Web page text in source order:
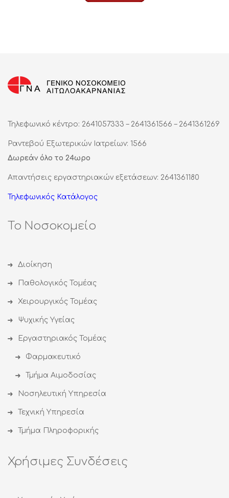
Τηλεφωνικό κέντρο: 2641057333 – 2641361566 – 2641361269
Ραντεβού Εξωτερικών Ιατρείων: 1566
Δωρεάν όλο το 24ωρο
Απαντήσεις εργαστηριακών εξετάσεων: 2641361180
Τηλεφωνικός Κατάλογος
Το Νοσοκομείο
Διοίκηση
Παθολογικός Τομέας
Χειρουργικός Τομέας
Ψυχικής Υγείας
Εργαστηριακός Τομέας
Φαρμακευτικό
Τμήμα Αιμοδοσίας
Νοσηλευτική Υπηρεσία
Τεχνική Υπηρεσία
Τμήμα Πληροφορικής
Χρήσιμες Συνδέσεις